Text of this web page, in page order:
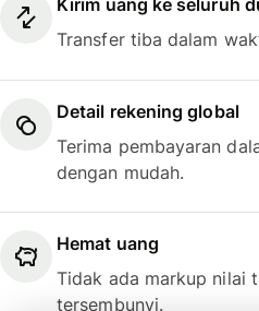
Kirim uang ke seluruh
Transfer tiba dalam
Detail rekening global
Terima pembayaran
dengan mudah.
Hemat uang
Tidak ada markup nilai
tersembunyi.